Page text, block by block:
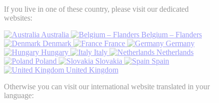
If you live in one of these country, please visit our dedicated
websites:
Australia
Belgium – Flanders
Denmark
France
Germany
Hungary
Italy
Netherlands
Poland
Slovakia
Spain
United Kingdom
Otherwise you can visit our international website translated in your
language: